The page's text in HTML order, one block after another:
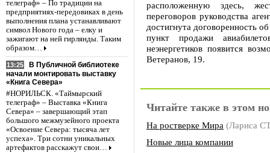
телеграф» – По традиции на
предприятиях-передовиках в день
выполнения плана устанавливают
символ Нового года – елку и
зажигают на ней гирлянды. Таким
образом…
13:25
В Публичной библиотеке
начали монтировать выставку
«Книга Севера»
#НОРИЛЬСК. «Таймырский
телеграф» – Выставка «Книга
Севера» – завершающий этап
большого межмузейного проекта
«Освоение Севера: тысяча лет
успеха». Три сотни уникальных
артефактов расскажут свои…
расположенную здесь,
переговоров руководства
достигнута договоренность
пункт продажи
неэнергетиков появится
Ветеранов, 19.
Читайте также в этом
На ростверке Мира (Лариса
Новые лица компании